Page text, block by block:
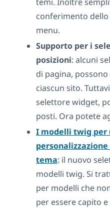
conferimento
menu.
Supporto per i
posizioni: alcuni
di pagina,
ciascun sito.
selettore widget,
posti. Ora potete
I modelli twig per
tema: il nuovo
modelli twig. Si
per modelli che
per essere capito